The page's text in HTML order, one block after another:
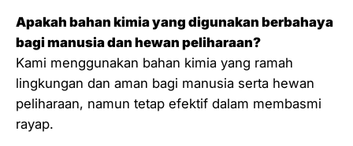
Apakah bahan kimia yang digunakan berbahaya
bagi manusia dan hewan peliharaan?
Kami menggunakan bahan kimia yang ramah
lingkungan dan aman bagi manusia serta hewan
peliharaan, namun tetap efektif dalam membasmi
rayap.